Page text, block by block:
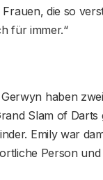
die so
für immer.“
haben
Slam of
Emily war
Person